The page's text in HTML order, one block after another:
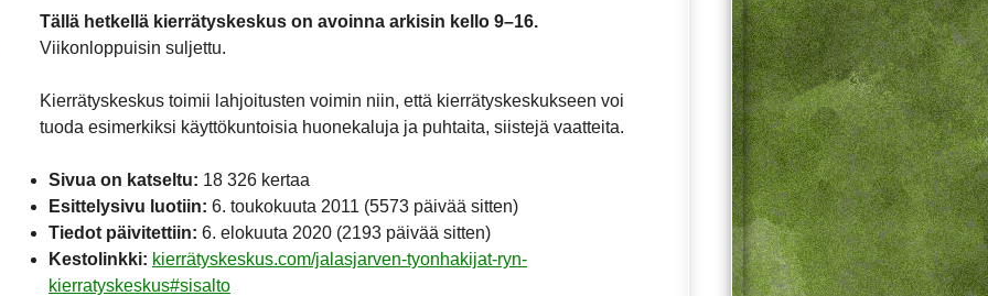
Tällä hetkellä kierrätyskeskus on avoinna arkisin kello 9–16.
Viikonloppuisin suljettu.
Kierrätyskeskus toimii lahjoitusten voimin niin, että kierrätyskeskukseen voi
tuoda esimerkiksi käyttökuntoisia huonekaluja ja puhtaita, siistejä vaatteita.
Sivua on katseltu: 18 326 kertaa
Esittelysivu luotiin: 6. toukokuuta 2011 (5573 päivää sitten)
Tiedot päivitettiin: 6. elokuuta 2020 (2193 päivää sitten)
Kestolinkki: kierrätyskeskus.com/jalasjarven-tyonhakijat-ryn-
kierratyskeskus#sisalto